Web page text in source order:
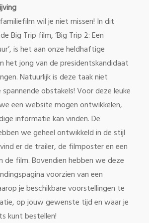
wil je niet missen! In dit
Big Trip film, ‘Big Trip 2: Een
is het aan onze heldhaftige
het jong van de presidentskandidaat
Natuurlijk is deze taak niet
obstakels! Voor deze leuke
een website mogen ontwikkelen,
informatie kan vinden. De
we geheel ontwikkeld in de stijl
er de trailer, de filmposter en een
de film. Bovendien hebben we deze
voorzien van een
je beschikbare voorstellingen te
op jouw gewenste tijd en waar je
kunt bestellen!